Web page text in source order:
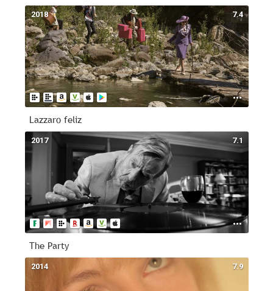
7.4
2018
Lazzaro feliz
7.1
2017
The Party
7.9
2014